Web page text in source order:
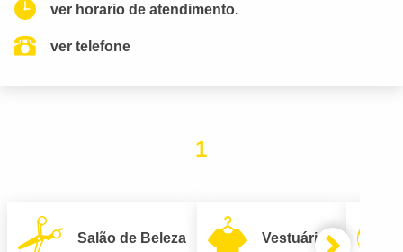
ver horario de atendimento.
ver telefone
1
Salão de Beleza Vestuário